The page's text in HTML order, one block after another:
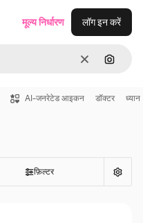
साफ़ इमेज से
मूल्य निर्धारण लॉग इन करें
AI-जनरेटेड आइकन डॉक्टर ध्यान
फ़िल्टर